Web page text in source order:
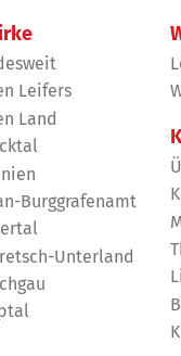
Leifers
Land
Burggrafenamt
Unterland